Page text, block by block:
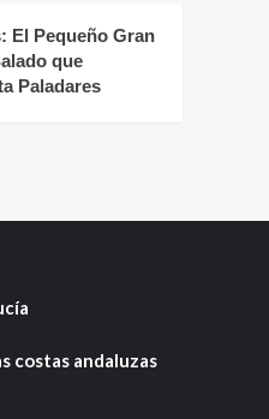
El Pequeño Gran
que
Paladares
costas andaluzas